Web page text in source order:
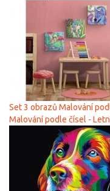
Set 3 obrazů Malování
Malování podle čísel -